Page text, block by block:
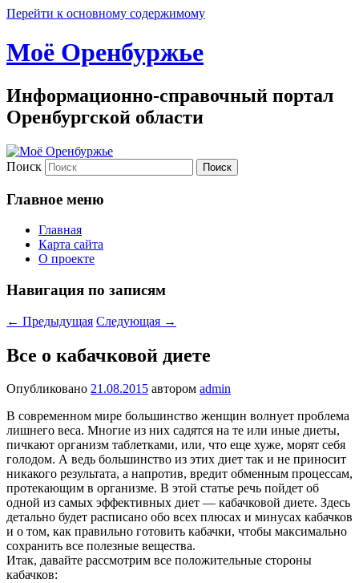
Перейти к основному содержимому
Моё Оренбуржье
Информационно-справочный портал
Оренбургской области
Поиск
Главное меню
Главная
Карта сайта
О проекте
Навигация по записям
← Предыдущая Следующая →
Все о кабачковой диете
Опубликовано 21.08.2015 автором admin
В современном мире большинство женщин волнует проблема
лишнего веса. Многие из них садятся на те или иные диеты,
пичкают организм таблетками, или, что еще хуже, морят себя
голодом. А ведь большинство из этих диет так и не приносит
никакого результата, а напротив, вредит обменным процессам,
протекающим в организме. В этой статье речь пойдет об
одной из самых эффективных диет — кабачковой диете. Здесь
детально будет расписано обо всех плюсах и минусах кабачков
и о том, как правильно готовить кабачки, чтобы максимально
сохранить все полезные вещества.
Итак, давайте рассмотрим все положительные стороны
кабачков: